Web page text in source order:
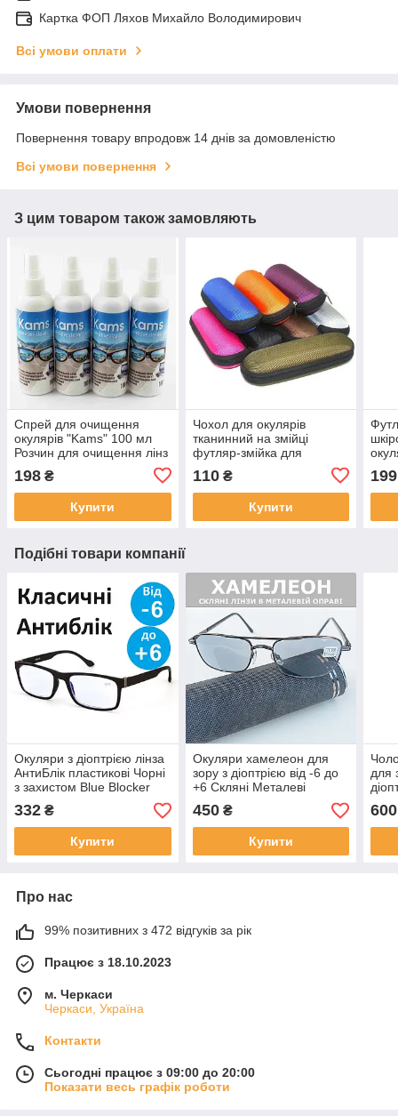
Картка ФОП Ляхов Михайло Володимирович
Всі умови оплати
Умови повернення
Повернення товару впродовж 14 днів за домовленістю
Всі умови повернення
З цим товаром також замовляють
Спрей для очищення
окулярів "Kams" 100 мл
Розчин для очищення лінз
198 ₴
Купити
Чохол для окулярів
тканинний на змійці
футляр-змійка для
окулярів на змійці
110₴
Купити
199
Подібні товари компанії
Окуляри з діоптрією лінза
АнтиБлік пластикові Чорні
з захистом Blue Blocker
Окуляри плюс Окуляри
мінус готові окуляри з
діоптрією
332 ₴
Купити
Окуляри хамелеон для
зору з діоптрією від -6 до
+6 Скляні Металеві
Фотохромні Чоловічі на
плюс та мінус. Лінза скло
450₴
Купити
для
600
Про нас
99% позитивних з 472 відгуків за рік
Працює з 18.10.2023
м. Черкаси
Черкаси, Україна
Контакти
Сьогодні працює з 09:00 до 20:00
Показати весь графік роботи